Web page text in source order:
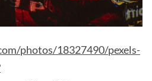
photos/18327490/pexels-